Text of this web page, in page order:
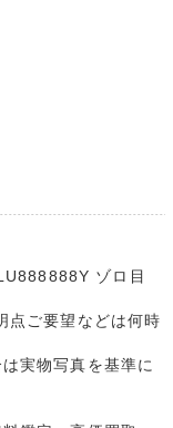
ゾロ目
点ご要望などは何時
実物写真を基準に